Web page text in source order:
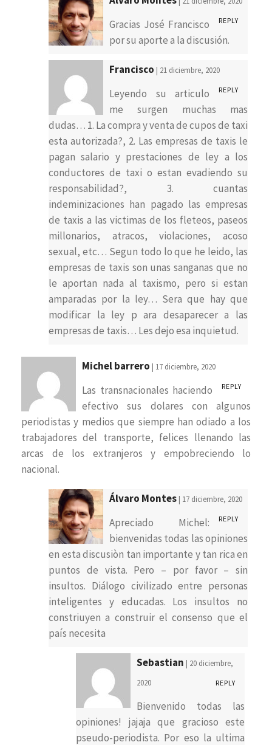
REPLY
Gracias José Francisco
por su aporte a la discusión.
Francisco | 21 diciembre, 2020
REPLY
Leyendo su articulo
me surgen muchas mas
dudas… 1. La compra y venta de cupos de taxi
esta autorizada?, 2. Las empresas de taxis le
pagan salario y prestaciones de ley a los
conductores de taxi o estan evadiendo su
responsabilidad?, 3. cuantas
indeminizaciones han pagado las empresas
de taxis a las victimas de los fleteos, paseos
millonarios, atracos, violaciones, acoso
sexual, etc… Segun todo lo que he leido, las
empresas de taxis son unas sanganas que no
le aportan nada al taxismo, pero si estan
amparadas por la ley… Sera que hay que
modificar la ley p ara desaparecer a las
empresas de taxis… Les dejo esa inquietud.
Michel barrero | 17 diciembre, 2020
REPLY
Las transnacionales haciendo
efectivo sus dolares con algunos
periodistas y medios que siempre han odiado a los
trabajadores del transporte, felices llenando las
arcas de los extranjeros y empobreciendo lo
nacional.
Álvaro Montes | 17 diciembre, 2020
REPLY
Apreciado Michel:
bienvenidas todas las opiniones
en esta discusiòn tan importante y tan rica en
puntos de vista. Pero – por favor – sin
insultos. Diálogo civilizado entre personas
inteligentes y educadas. Los insultos no
constriuyen a construir el consenso que el
país necesita
Sebastian | 20 diciembre,
2020
REPLY
Bienvenido todas las
opiniones! jajaja que gracioso este
pseudo-periodista. Por eso la ultima